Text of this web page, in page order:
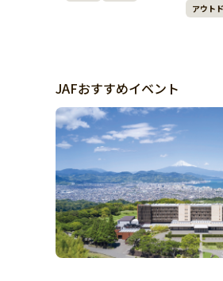
アウト
JAFおすすめイベント